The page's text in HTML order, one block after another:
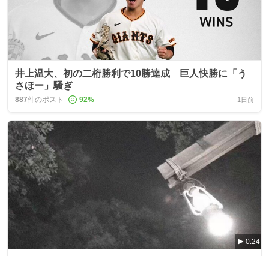
井上温大、初の二桁勝利で10勝達成 巨人快勝に「う
さほー」騒ぎ
887件のポスト 92% 1日前
0:24